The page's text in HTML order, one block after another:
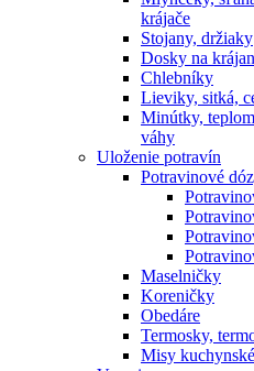
krájače
Stojany, držiaky
Dosky na
Chlebníky
Lieviky, sitká,
Minútky,
váhy
Uloženie potravín
Potravinové
Maselničky
Koreničky
Obedáre
Termosky,
Misy kuchynské